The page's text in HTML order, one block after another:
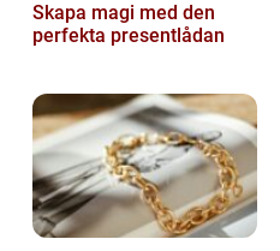
Skapa magi med den
perfekta presentlådan